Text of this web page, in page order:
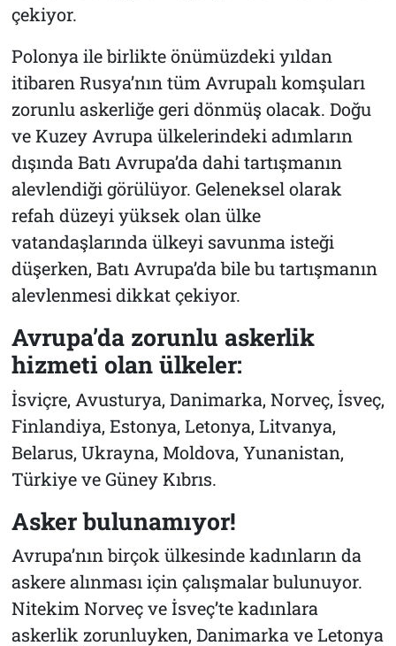
çekiyor.
Polonya ile birlikte önümüzdeki yıldan
itibaren Rusya’nın tüm Avrupalı komşuları
zorunlu askerliğe geri dönmüş olacak. Doğu
ve Kuzey Avrupa ülkelerindeki adımların
dışında Batı Avrupa’da dahi tartışmanın
alevlendiği görülüyor. Geleneksel olarak
refah düzeyi yüksek olan ülke
vatandaşlarında ülkeyi savunma isteği
düşerken, Batı Avrupa’da bile bu tartışmanın
alevlenmesi dikkat çekiyor.
Avrupa’da zorunlu askerlik
hizmeti olan ülkeler:
İsviçre, Avusturya, Danimarka, Norveç, İsveç,
Finlandiya, Estonya, Letonya, Litvanya,
Belarus, Ukrayna, Moldova, Yunanistan,
Türkiye ve Güney Kıbrıs.
Asker bulunamıyor!
Avrupa’nın birçok ülkesinde kadınların da
askere alınması için çalışmalar bulunuyor.
Nitekim Norveç ve İsveç’te kadınlara
askerlik zorunluyken, Danimarka ve Letonya